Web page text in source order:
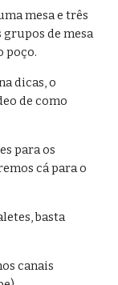
mesa e três
de mesa
poço.
dicas, o
de como
para os
cá para o
basta
canais